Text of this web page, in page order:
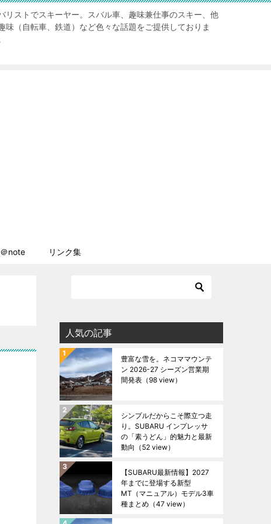
リストでスキーヤー。スバル車、趣味兼仕事のスキー、他
味（自転車、鉄道）など色々な話題をご提供しておりま
note リンク集
人気の記事
豊富な雪を。ネコママウンテ
ン 2026-27 シーズン営業期
間発表 （98 view）
シンプルだからこそ際立つ走
り。SUBARU インプレッサ
の「素うどん」的魅力と最新
動向 （52 view）
【SUBARU最新情報】2027
年までに登場する新型
MT（マニュアル）モデル3車
種まとめ （47 view）